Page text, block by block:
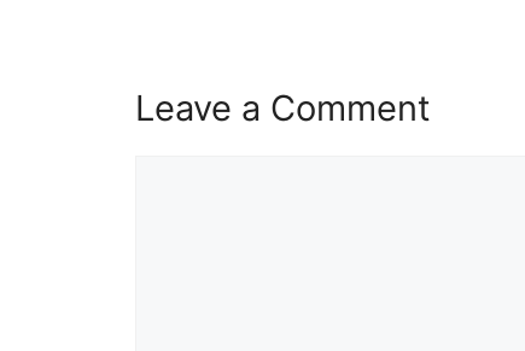
Leave a Comment